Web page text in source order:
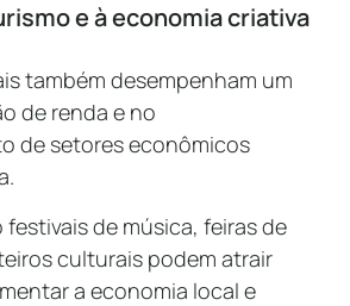
e à economia criativa
também desempenham um
de renda e no
de setores econômicos
de música, feiras de
culturais podem atrair
a economia local e